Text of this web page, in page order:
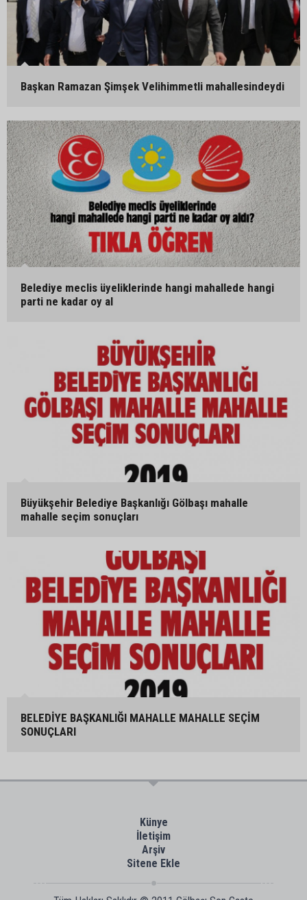
Başkan Ramazan Şimşek Velihimmetli mahallesindeydi
Belediye meclis üyeliklerinde hangi mahallede hangi
parti ne kadar oy al
Büyükşehir Belediye Başkanlığı Gölbaşı mahalle
mahalle seçim sonuçları
BELEDİYE BAŞKANLIĞI MAHALLE MAHALLE SEÇİM
SONUÇLARI
Künye
İletişim
Arşiv
Sitene Ekle